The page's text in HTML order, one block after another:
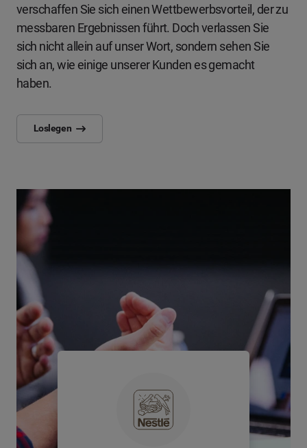
verschaffen Sie sich einen Wettbewerbsvorteil, der zu
messbaren Ergebnissen führt. Doch verlassen Sie
sich nicht allein auf unser Wort, sondern sehen Sie
sich an, wie einige unserer Kunden es gemacht
haben.
Loslegen